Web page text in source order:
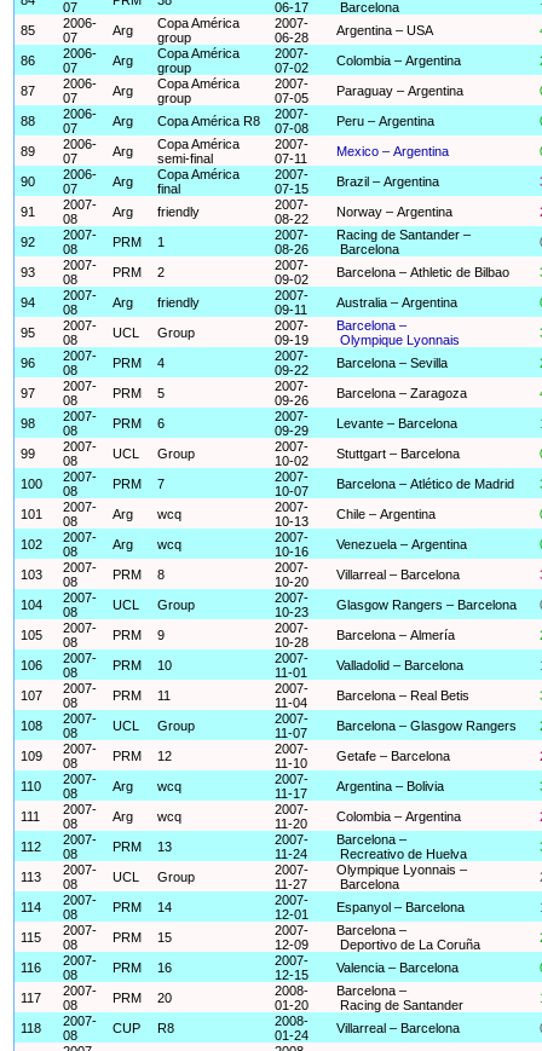
07 06-17 Barcelona
85
2006-
07
Arg
Copa América
group
2007-
06-28
Argentina – USA
86
2006-
07
Arg
Copa América
group
2007-
07-02
Colombia – Argentina
87
2006-
07
Arg
Copa América
group
2007-
07-05
Paraguay – Argentina
88
2006-
07
Arg Copa América R8
2007-
07-08
Peru – Argentina
89
2006-
07
Arg
Copa América
semi-final
2007-
07-11
Mexico – Argentina
90
2006-
07
Arg
Copa América
final
2007-
07-15
Brazil – Argentina
91
2007-
08
Arg friendly
2007-
08-22
Norway – Argentina
92
2007-
08
PRM 1
2007-
08-26
Racing de Santander –
Barcelona
93
2007-
08
PRM 2
2007-
09-02
Barcelona – Athletic de Bilbao
94
2007-
08
Arg friendly
2007-
09-11
Australia – Argentina
95
2007-
08
UCL Group
2007-
09-19
Barcelona –
Olympique Lyonnais
96
2007-
08
PRM 4
2007-
09-22
Barcelona – Sevilla
97
2007-
08
PRM 5
2007-
09-26
Barcelona – Zaragoza
98
2007-
08
PRM 6
2007-
09-29
Levante – Barcelona
99
2007-
08
UCL Group
2007-
10-02
Stuttgart – Barcelona
100
2007-
08
PRM 7
2007-
10-07
Barcelona – Atlético de Madrid
101
2007-
08
Arg wcq
2007-
10-13
Chile – Argentina
102
2007-
08
Arg wcq
2007-
10-16
Venezuela – Argentina
103
2007-
08
PRM 8
2007-
10-20
Villarreal – Barcelona
104
2007-
08
UCL Group
2007-
10-23
Glasgow Rangers – Barcelona
105
2007-
08
PRM 9
2007-
10-28
Barcelona – Almería
106
2007-
08
PRM 10
2007-
11-01
Valladolid – Barcelona
107
2007-
08
PRM 11
2007-
11-04
Barcelona – Real Betis
108
2007-
08
UCL Group
2007-
11-07
Barcelona – Glasgow Rangers
109
2007-
08
PRM 12
2007-
11-10
Getafe – Barcelona
110
2007-
08
Arg wcq
2007-
11-17
Argentina – Bolivia
111
2007-
08
Arg wcq
2007-
11-20
Colombia – Argentina
112
2007-
08
PRM 13
2007-
11-24
Barcelona –
Recreativo de Huelva
113
2007-
08
UCL Group
2007-
11-27
Olympique Lyonnais –
Barcelona
114
2007-
08
PRM 14
2007-
12-01
Espanyol – Barcelona
115
2007-
08
PRM 15
2007-
12-09
Barcelona –
Deportivo de La Coruña
116
2007-
08
PRM 16
2007-
12-15
Valencia – Barcelona
117
2007-
08
PRM 20
2008-
01-20
Barcelona –
Racing de Santander
118
2007-
08
CUP R8
2008-
01-24
Villarreal – Barcelona